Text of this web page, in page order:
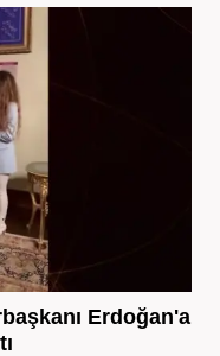
Erdoğan'a